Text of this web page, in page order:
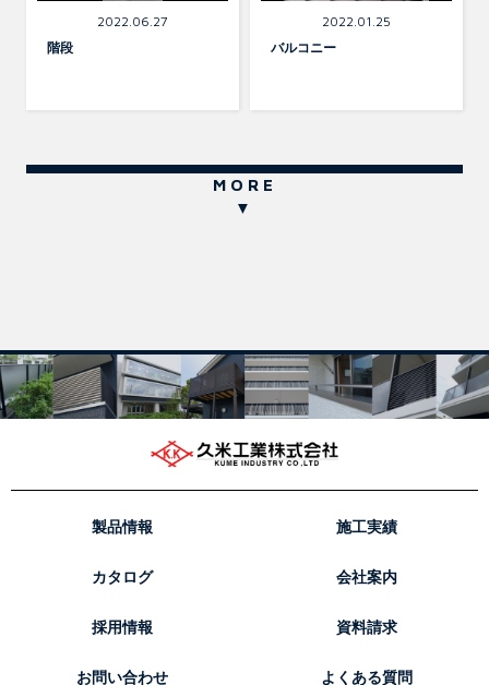
2022.06.27
階段
2022.01.25
バルコニー
MORE
▼
製品情報 施工実績
カタログ 会社案内
採用情報 資料請求
お問い合わせ よくある質問